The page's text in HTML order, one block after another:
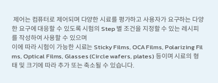
제어는 컴퓨터로 제어되며 다양한 시료를 평가하고 사용자가 요구하는 다양
한 요구에 대응할 수 있도록 시험의 Step 별 조건을 지정할 수 있는 레시피
를 작성하여 사용할 수 있으며
이에 따라 시험이 가능한 시료는 Sticky Films, OCA Films, Polarizing Fil
ms, Optical Films, Glasses (Circle wafers, plates) 등이며 시료의 형
태 및 크기에 따라 추가 또는 축소될 수 있습니다.